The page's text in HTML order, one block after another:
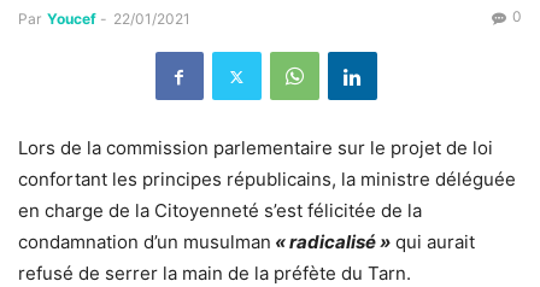
Par Youcef - 22/01/2021 0
Lors de la commission parlementaire sur le projet de loi
confortant les principes républicains, la ministre déléguée
en charge de la Citoyenneté s’est félicitée de la
condamnation d’un musulman « radicalisé » qui aurait
refusé de serrer la main de la préfète du Tarn.